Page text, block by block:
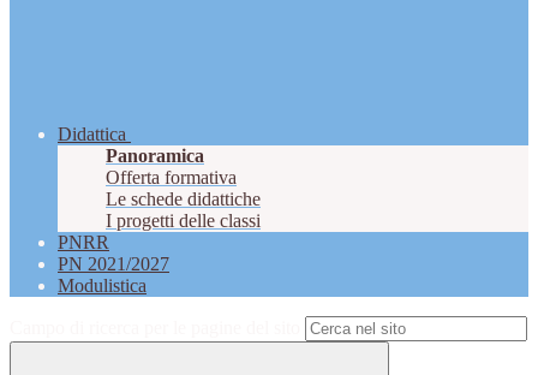
Didattica
Panoramica
Offerta formativa
Le schede didattiche
I progetti delle classi
PNRR
PN 2021/2027
Modulistica